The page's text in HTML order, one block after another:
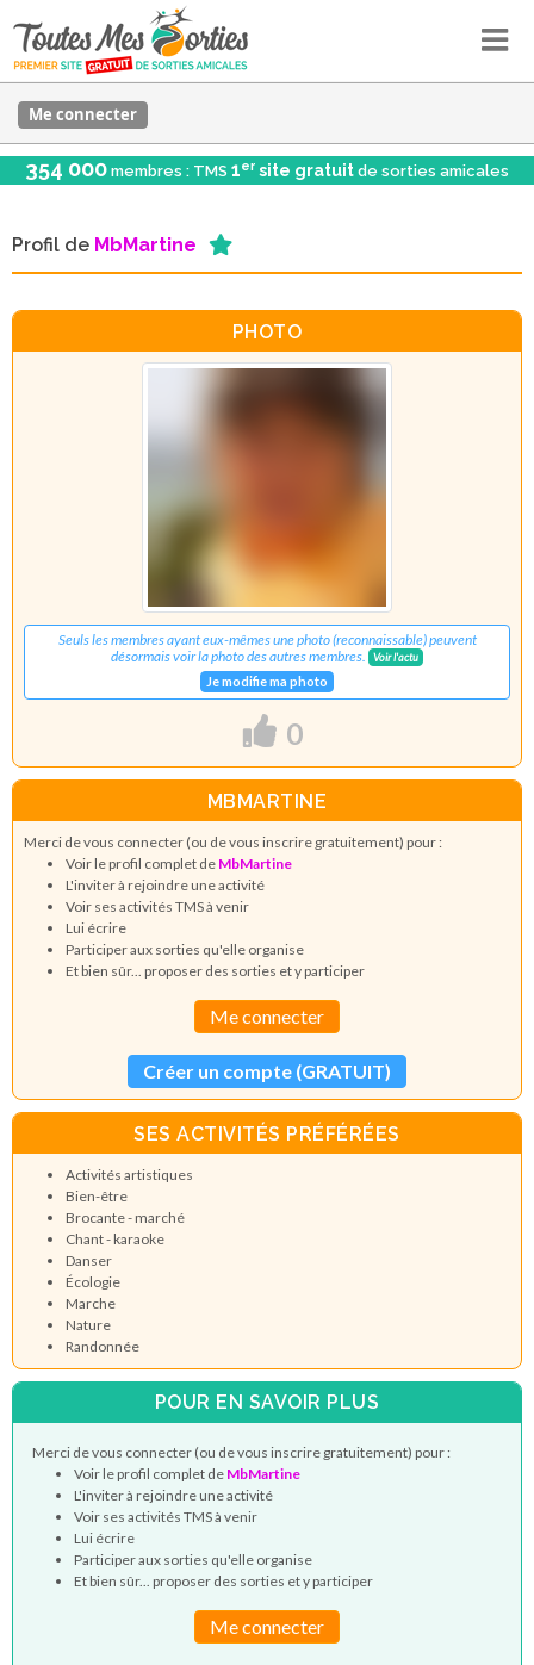
Me connecter
354 000 membres : TMS 1er site gratuit de sorties amicales
Profil de MbMartine
PHOTO
Seuls les membres ayant eux-mêmes une photo (reconnaissable) peuvent
désormais voir la photo des autres membres.
Voir l'actu
Je modifie ma photo
0
MBMARTINE
Merci de vous connecter (ou de vous inscrire gratuitement) pour :
Voir le profil complet de MbMartine
L'inviter à rejoindre une activité
Voir ses activités TMS à venir
Lui écrire
Participer aux sorties qu'elle organise
Et bien sûr... proposer des sorties et y participer
Me connecter
Créer un compte (GRATUIT)
SES ACTIVITÉS PRÉFÉRÉES
Activités artistiques
Bien-être
Brocante - marché
Chant - karaoke
Danser
Écologie
Marche
Nature
Randonnée
POUR EN SAVOIR PLUS
Merci de vous connecter (ou de vous inscrire gratuitement) pour :
Voir le profil complet de MbMartine
L'inviter à rejoindre une activité
Voir ses activités TMS à venir
Lui écrire
Participer aux sorties qu'elle organise
Et bien sûr... proposer des sorties et y participer
Me connecter